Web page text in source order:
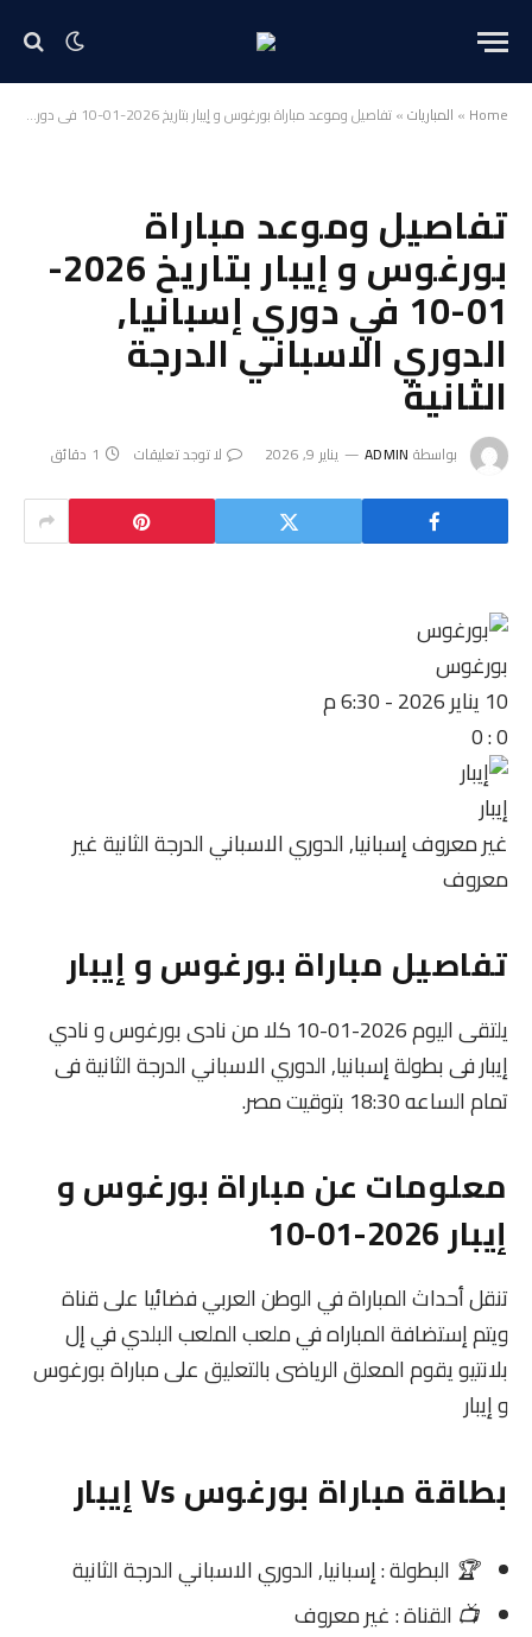
Home
» المباريات»تفاصيل وموعد مباراة بورغوس و إيبار بتاريخ 2026-01-10 في دوري إسبانيا, الدوري الاسباني الدرجة الثانية
تفاصيل وموعد مباراة
بورغوس و إيبار بتاريخ 2026-
01-10 في دوري إسبانيا,
الدوري الاسباني الدرجة
الثانية
بواسطة ADMIN يناير 9, 2026 لا توجد تعليقات 1 دقائق
بورغوس
10 يناير 2026
-6:30 م
0
:
0
إيبار
غير معروفإسبانيا, الدوري الاسباني الدرجة الثانيةغير
معروف
تفاصيل مباراة بورغوس و إيبار
يلتقى اليوم 2026-01-10 كلا من نادى بورغوس و نادي
إيبار فى بطولة إسبانيا, الدوري الاسباني الدرجة الثانية فى
تمام الساعه 18:30 بتوقيت مصر.
معلومات عن مباراة بورغوس و
إيبار 2026-01-10
تنقل أحداث المباراة في الوطن العربي فضائيا على قناة
ويتم إستضافة المباراه في ملعب الملعب البلدي في إل
بلانتيو يقوم المعلق الرياضى بالتعليق على مباراة بورغوس
و إيبار
بطاقة مباراة بورغوس Vs إيبار
🏆 البطولة : إسبانيا, الدوري الاسباني الدرجة الثانية
📺 القناة : غير معروف